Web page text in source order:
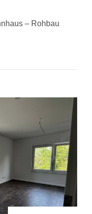
– Rohbau